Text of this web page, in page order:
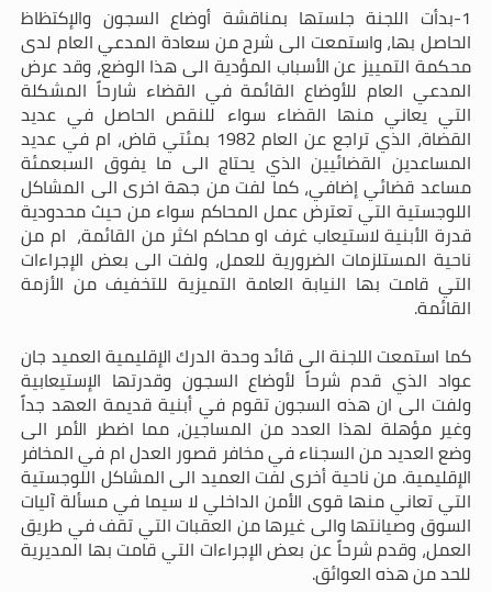
1-بدأت اللجنة جلستها بمناقشة أوضاع السجون والإكتظاظ
الحاصل بها، واستمعت الى شرح من سعادة المدعي العام لدى
محكمة التمييز عن الأسباب المؤدية الى هذا الوضع، وقد عرض
المدعي العام للأوضاع القائمة في القضاء شارحاً المشكلة
التي يعاني منها القضاء سواء للنقص الحاصل في عديد
القضاة، الذي تراجع عن العام 1982 بمئتي قاض، ام في عديد
المساعدين القضائيين الذي يحتاج الى ما يفوق السبعمئة
مساعد قضائي إضافي، كما لفت من جهة اخرى الى المشاكل
اللوجستية التي تعترض عمل المحاكم سواء من حيث محدودية
قدرة الأبنية لاستيعاب غرف او محاكم اكثر من القائمة، ام من
ناحية المستلزمات الضرورية للعمل، ولفت الى بعض الإجراءات
التي قامت بها النيابة العامة التميزية للتخفيف من الأزمة
القائمة.
كما استمعت اللجنة الى قائد وحدة الدرك الإقليمية العميد جان
عواد الذي قدم شرحاً لأوضاع السجون وقدرتها الإستيعابية
ولفت الى ان هذه السجون تقوم في أبنية قديمة العهد جداً
وغير مؤهلة لهذا العدد من المساجين، مما اضطر الأمر الى
وضع العديد من السجناء في مخافر قصور العدل ام في المخافر
الإقليمية. من ناحية أخرى لفت العميد الى المشاكل اللوجستية
التي تعاني منها قوى الأمن الداخلي لا سيما في مسألة آليات
السوق وصيانتها والى غيرها من العقبات التي تقف في طريق
العمل، وقدم شرحاً عن بعض الإجراءات التي قامت بها المديرية
للحد من هذه العوائق.